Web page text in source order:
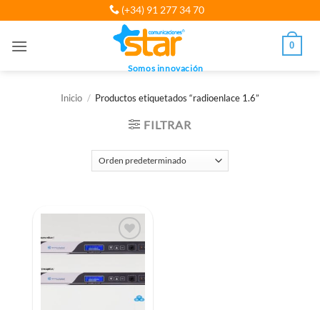
al
(+34) 91 277 34 70
Somos innovación
0
Inicio / Productos etiquetados “radioenlace 1.6”
FILTRAR